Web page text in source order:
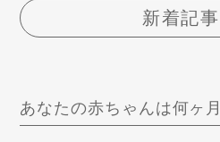
新着記
あなたの赤ちゃんは何ヶ